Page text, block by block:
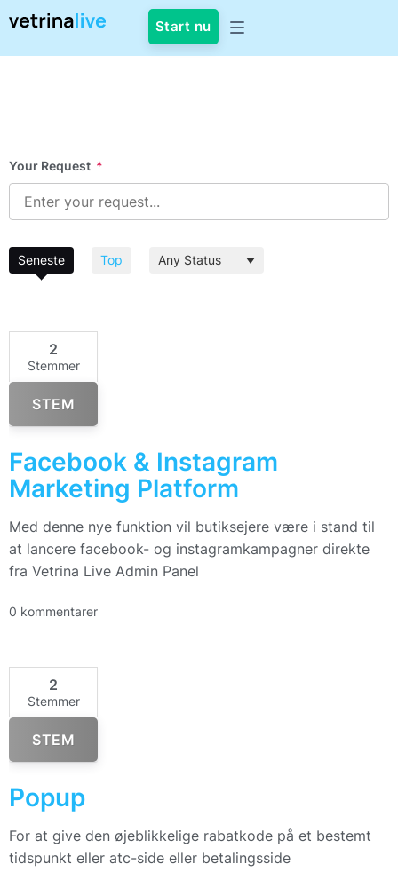
Start nu
Your Request *
Seneste Top
2
Stemmer
STEM
Facebook & Instagram
Marketing Platform
Med denne nye funktion vil butiksejere være i stand til
at lancere facebook- og instagramkampagner direkte
fra Vetrina Live Admin Panel
0 kommentarer
2
Stemmer
STEM
Popup
For at give den øjeblikkelige rabatkode på et bestemt
tidspunkt eller atc-side eller betalingsside